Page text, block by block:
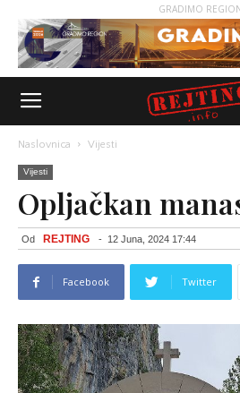
GRADIMO
Naslovnica Vijesti
Vijesti
Opljačkan
Od REJTING - 12 Juna, 2024 17:44
Facebook Twitter